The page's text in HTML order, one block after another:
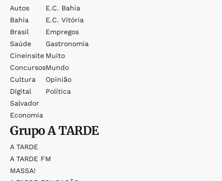
Autos
Bahia
Brasil
Saúde
Cineinsite
Concursos
Cultura
Digital
Salvador
Economia
E.c. Bahia
E.c. Vitória
Empregos
Gastronomia
Muito
Mundo
Opinião
Política
GrupoA TARDE
A TARDE
A TARDE FM
MASSA!